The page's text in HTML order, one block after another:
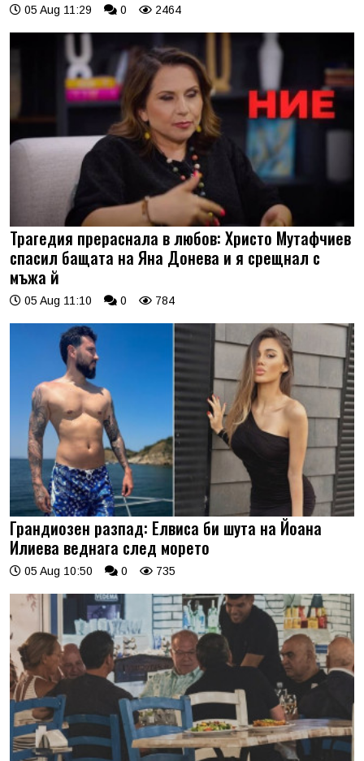
05 Aug 11:29 0 2464
Трагедия прераснала в любов: Христо Мутафчиев
спасил бащата на Яна Донева и я срещнал с
мъжа й
05 Aug 11:10 0 784
Грандиозен разпад: Елвиса би шута на Йоана
Илиева веднага след морето
05 Aug 10:50 0 735